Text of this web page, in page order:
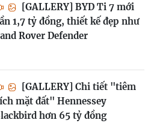
[GALLERY] BYD Ti 7 mới
1,7 tỷ đồng, thiết kế đẹp như
Rover Defender
[GALLERY] Chi tiết "tiêm
mặt đất" Hennessey
hơn 65 tỷ đồng